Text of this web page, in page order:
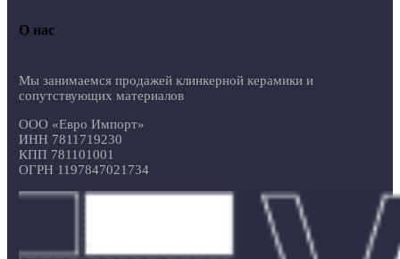
О нас
Мы занимаемся продажей клинкерной керамики и
сопутствующих материалов
ООО «Евро Импорт»
ИНН 7811719230
КПП 781101001
ОГРН 1197847021734